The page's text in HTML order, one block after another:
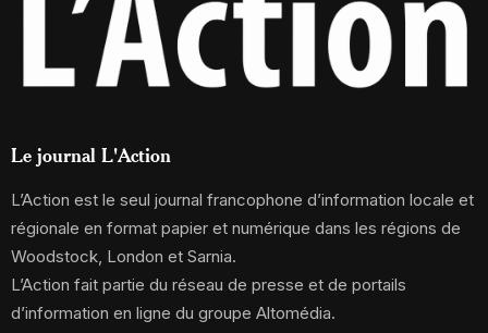
Le journal L'Action
L’Action est le seul journal francophone d’information locale et
régionale en format papier et numérique dans les régions de
Woodstock, London et Sarnia.
L’Action fait partie du réseau de presse et de portails
d’information en ligne du groupe Altomédia.